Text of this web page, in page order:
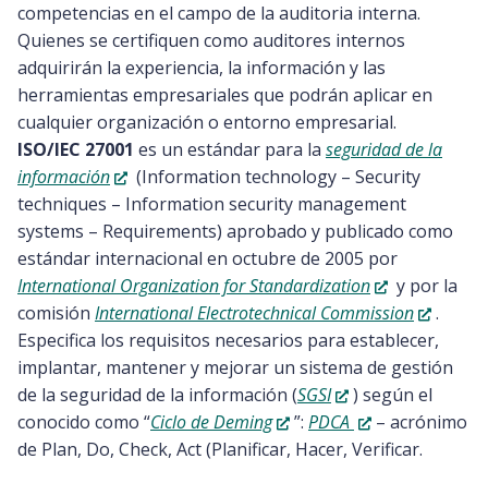
competencias en el campo de la auditoria interna.
Quienes se certifiquen como auditores internos
adquirirán la experiencia, la información y las
herramientas empresariales que podrán aplicar en
cualquier organización o entorno empresarial.
ISO/IEC 27001 es un estándar para la seguridad de la
información
(Information technology – Security
techniques – Information security management
systems – Requirements) aprobado y publicado como
estándar internacional en octubre de 2005 por
International Organization for Standardization
y por la
comisión International Electrotechnical Commission
.
Especifica los requisitos necesarios para establecer,
implantar, mantener y mejorar un sistema de gestión
de la seguridad de la información (SGSI
) según el
conocido como “Ciclo de Deming ”: PDCA
– acrónimo
de Plan, Do, Check, Act (Planificar, Hacer, Verificar.